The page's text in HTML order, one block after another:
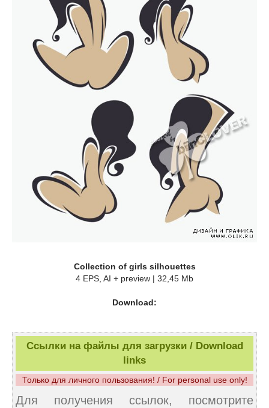
Сollection of girls silhouettes
4 EPS, AI + preview | 32,45 Mb
Download:
Ссылки на файлы для загрузки / Download
links
Только для личного пользования! / For personal use only!
Для получения ссылок, посмотрите